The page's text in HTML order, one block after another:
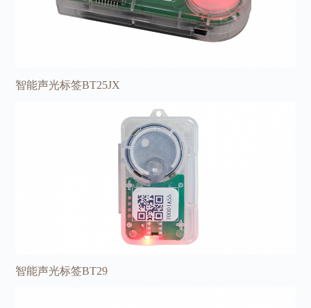
智能声光标签BT25JX
智能声光标签BT29